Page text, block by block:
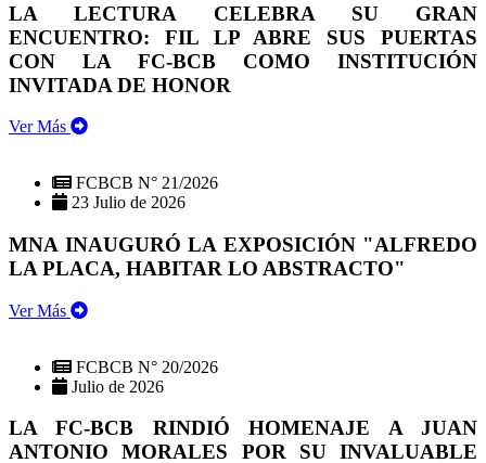
LA LECTURA CELEBRA SU GRAN
ENCUENTRO: FIL LP ABRE SUS PUERTAS
CON LA FC-BCB COMO INSTITUCIÓN
INVITADA DE HONOR
Ver Más
FCBCB N° 21/2026
23 Julio de 2026
MNA INAUGURÓ LA EXPOSICIÓN "ALFREDO
LA PLACA, HABITAR LO ABSTRACTO"
Ver Más
FCBCB N° 20/2026
Julio de 2026
LA FC-BCB RINDIÓ HOMENAJE A JUAN
ANTONIO MORALES POR SU INVALUABLE